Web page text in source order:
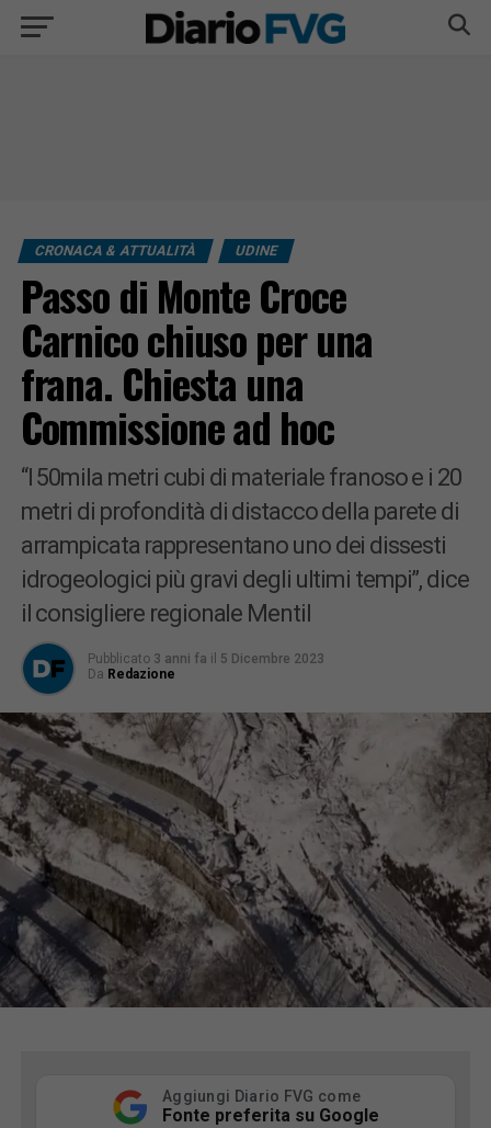
CRONACA & ATTUALITÀ UDINE
Passo di Monte Croce
Carnico chiuso per una
frana. Chiesta una
Commissione ad hoc
“I 50mila metri cubi di materiale franoso e i 20
metri di profondità di distacco della parete di
arrampicata rappresentano uno dei dissesti
idrogeologici più gravi degli ultimi tempi”, dice
il consigliere regionale Mentil
Pubblicato 3 anni fa il 5 Dicembre 2023
Da Redazione
Aggiungi Diario FVG come
Fonte preferita su Google